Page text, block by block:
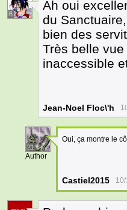
6
Ah oui
du
bien des
Très belle
inaccessible
Jean-Noel Floc\'h
21
Author
Oui, ça montre le
Castiel2015